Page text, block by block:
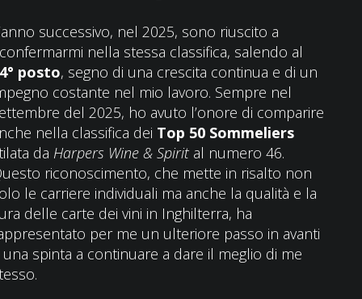
successivo, nel 2025, sono riuscito a
nella stessa classifica, salendo al
posto, segno di una crescita continua e di un
costante nel mio lavoro. Sempre nel
del 2025, ho avuto l’onore di comparire
nella classifica dei Top 50 Sommeliers
da Harpers Wine & Spirit al numero 46.
riconoscimento, che mette in risalto non
le carriere individuali ma anche la qualità e la
delle carte dei vini in Inghilterra, ha
per me un ulteriore passo in avanti
una spinta a continuare a dare il meglio di me